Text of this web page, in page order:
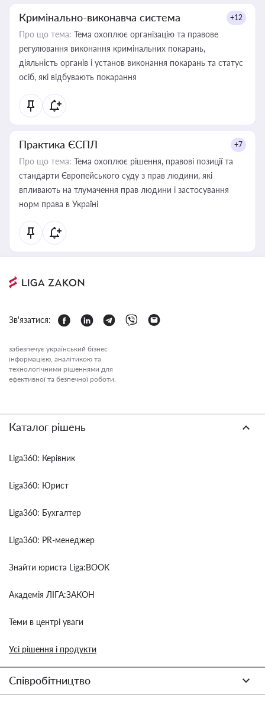
Кримінально-виконавча система +12
Про що тема: Тема охоплює організацію та правове
регулювання виконання кримінальних покарань,
діяльність органів і установ виконання покарань та статус
осіб, які відбувають покарання
Практика ЄСПЛ +7
Про що тема: Тема охоплює рішення, правові позиції та
стандарти Європейського суду з прав людини, які
впливають на тлумачення прав людини і застосування
норм права в Україні
Зв'язатися:
забезпечує український бізнес
інформацією, аналітикою та
технологічними рішеннями для
ефективної та безпечної роботи.
Каталог рішень
Liga360: Керівник
Liga360: Юрист
Liga360: Бухгалтер
Liga360: PR-менеджер
Знайти юриста Liga:BOOK
Академія ЛІГА:ЗАКОН
Теми в центрі уваги
Усі рішення і продукти
Співробітництво